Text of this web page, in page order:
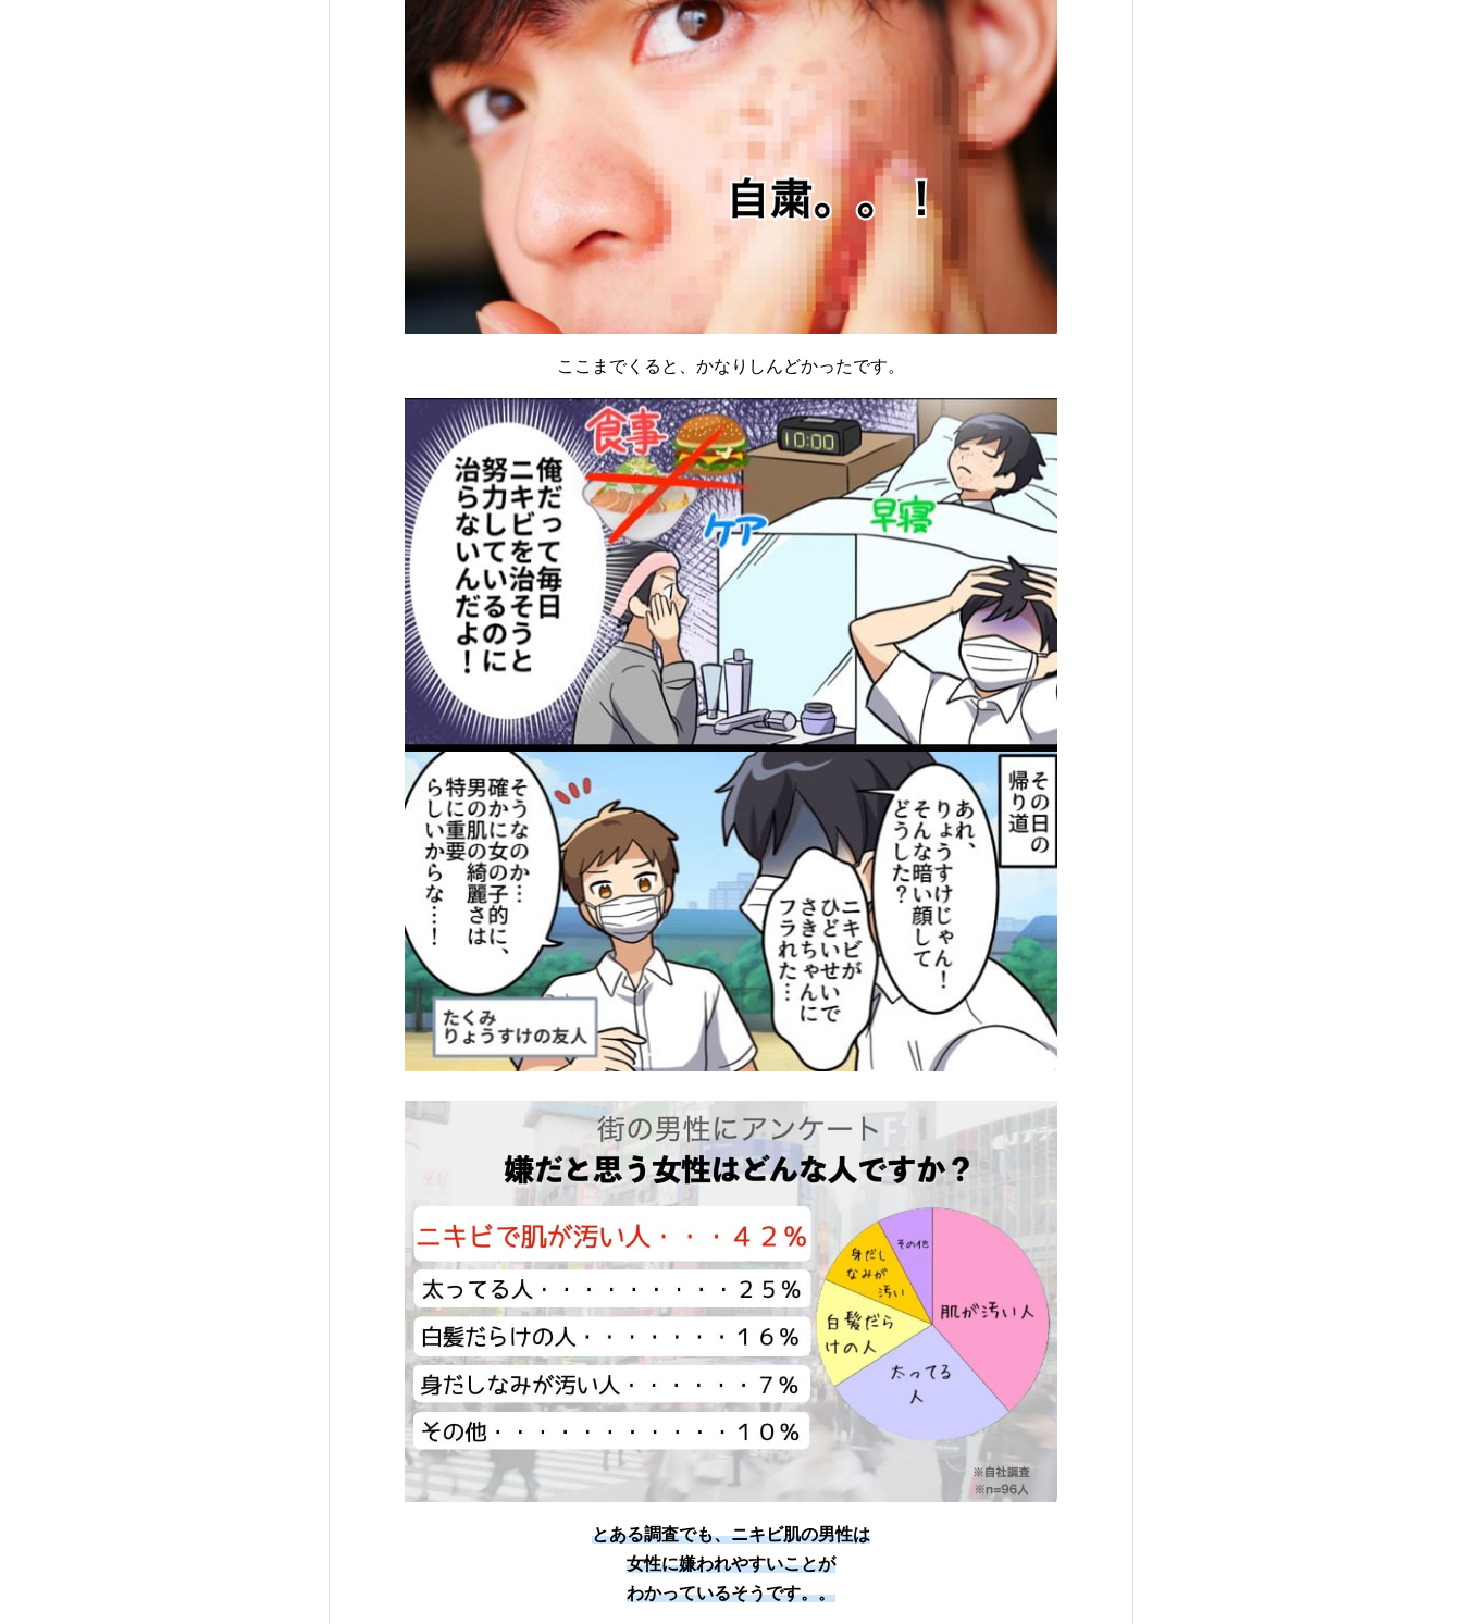
ここまでくると、かなりしんどかったです。
とある調査でも、ニキビ肌の男性は
女性に嫌われやすいことが
わかっているそうです。。